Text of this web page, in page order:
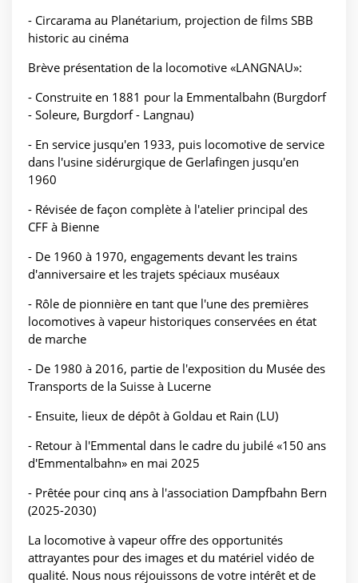
- Circarama au Planétarium, projection de films SBB
historic au cinéma
Brève présentation de la locomotive «LANGNAU»:
- Construite en 1881 pour la Emmentalbahn (Burgdorf
- Soleure, Burgdorf - Langnau)
- En service jusqu'en 1933, puis locomotive de service
dans l'usine sidérurgique de Gerlafingen jusqu'en
1960
- Révisée de façon complète à l'atelier principal des
CFF à Bienne
- De 1960 à 1970, engagements devant les trains
d'anniversaire et les trajets spéciaux muséaux
- Rôle de pionnière en tant que l'une des premières
locomotives à vapeur historiques conservées en état
de marche
- De 1980 à 2016, partie de l'exposition du Musée des
Transports de la Suisse à Lucerne
- Ensuite, lieux de dépôt à Goldau et Rain (LU)
- Retour à l'Emmental dans le cadre du jubilé «150 ans
d'Emmentalbahn» en mai 2025
- Prêtée pour cinq ans à l'association Dampfbahn Bern
(2025-2030)
La locomotive à vapeur offre des opportunités
attrayantes pour des images et du matériel vidéo de
qualité. Nous nous réjouissons de votre intérêt et de